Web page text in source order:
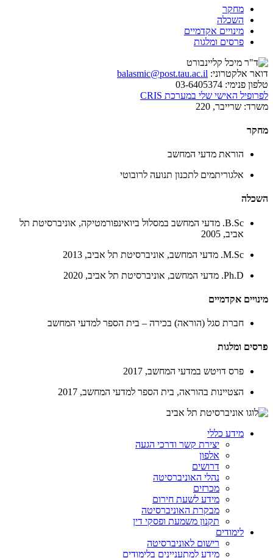
מחקר
השכלה
מינויים אקדמיים
פרסים ומלגות
דואר אלקטרוני: balasmic@post.tau.ac.il
טלפון פנימי:
לפרופיל האישי שלי במערכת CRIS
משרד: שרייבר, 220
מחקר
הוראת מדעי המחשב
אלגוריתמים לתכנון תנועה לרובוטי
השכלה
B.Sc. מדעי המחשב במסלול ביואינפורמטיקה, אוניברסיטת תל
אביב, 2005
M.Sc. מדעי המחשב, אוניברסיטת תל אביב, 2013
Ph.D. מדעי המחשב, אוניברסיטת תל אביב, 2020
מינויים אקדמיים
חברת סגל (הוראה) בכירה – בית הספר למדעי המחשב
פרסים ומלגות
פרס דויטש במדעי המחשב, 2017
הצטיינות בהוראה, בית הספר למדעי המחשב, 2017
מידע כללי
יצירת קשר ודרכי הגעה
אלפון
דרושים
נהלי האוניברסיטה
מכרזים
מידע לשעת חירום
מבקרת האוניברסיטה
תקנון משמעת ופסקי דין
לימודים
רישום לאוניברסיטה
מידע למתעניינים בלימודים